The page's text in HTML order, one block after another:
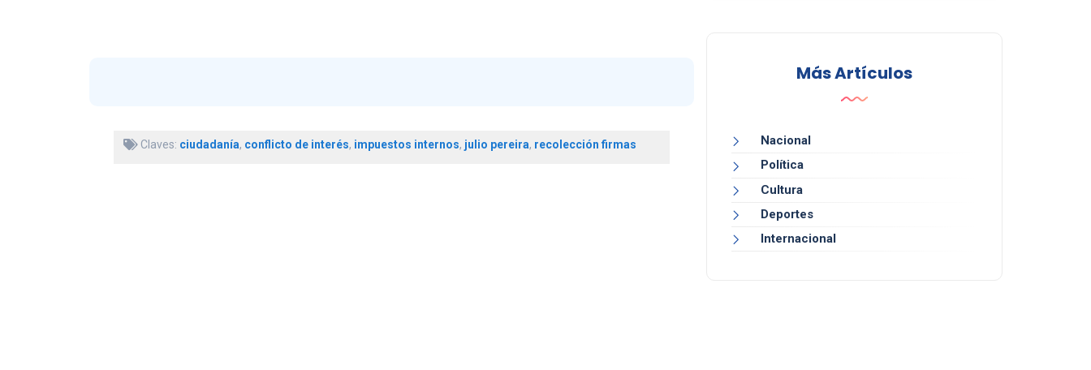
Claves: ciudadanía, conflicto de interés, impuestos internos, julio pereira, recolección firmas
Más Artículos
Nacional
Política
Cultura
Deportes
Internacional